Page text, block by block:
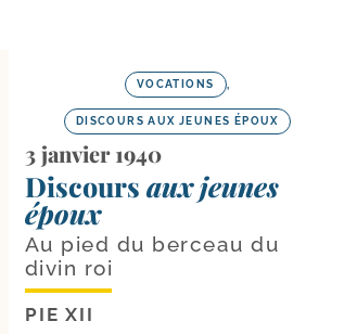
VOCATIONS ,
DISCOURS AUX JEUNES ÉPOUX
3 janvier 1940
Discours aux jeunes
époux
Au pied du berceau du
divin roi
PIE XII